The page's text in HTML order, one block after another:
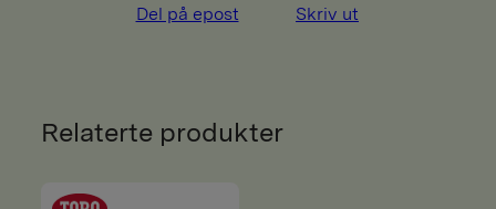
Del på epost Skriv ut
Relaterte produkter